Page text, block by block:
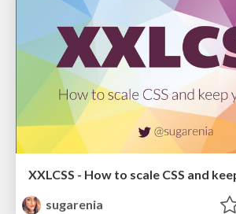
XXLCSS - How to scale CSS and
sugarenia